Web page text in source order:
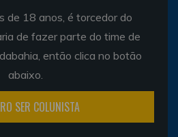
de 18 anos, é torcedor do
de fazer parte do time de
então clica no botão
abaixo.
SER COLUNISTA